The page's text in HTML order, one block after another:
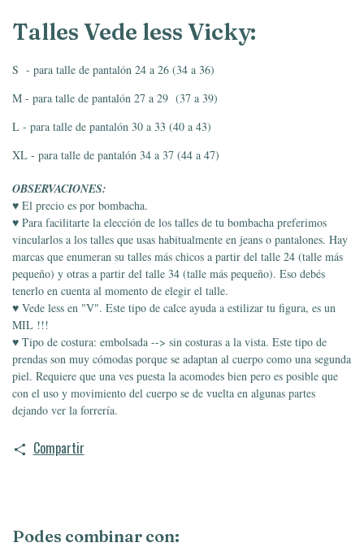
Talles Vede less Vicky:
S - para talle de pantalón 24 a 26 (34 a 36)
M - para talle de pantalón 27 a 29 (37 a 39)
L - para talle de pantalón 30 a 33 (40 a 43)
XL - para talle de pantalón 34 a 37 (44 a 47)
OBSERVACIONES:
♥ El precio es por bombacha.
♥ Para facilitarte la elección de los talles de tu bombacha preferimos
vincularlos a los talles que usas habitualmente en jeans o pantalones. Hay
marcas que enumeran su talles más chicos a partir del talle 24 (talle más
pequeño) y otras a partir del talle 34 (talle más pequeño). Eso debés
tenerlo en cuenta al momento de elegir el talle.
♥ Vede less en "V". Este tipo de calce ayuda a estilizar tu figura, es un
MIL !!!
♥ Tipo de costura: embolsada --> sin costuras a la vista. Este tipo de
prendas son muy cómodas porque se adaptan al cuerpo como una segunda
piel. Requiere que una ves puesta la acomodes bien pero es posible que
con el uso y movimiento del cuerpo se de vuelta en algunas partes
dejando ver la forrería.
Compartir
Podes combinar con: